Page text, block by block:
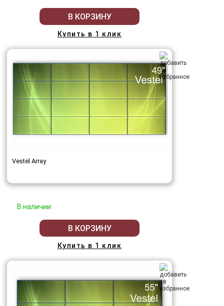
В КОРЗИНУ
Купить в 1 клик
Vestel Array
В наличии
В КОРЗИНУ
Купить в 1 клик